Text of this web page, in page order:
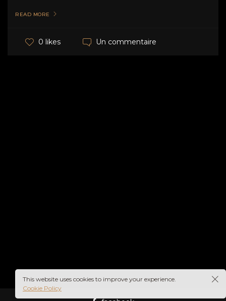
READ MORE
0 likes Un commentaire
This website uses cookies to improve your experience.
Cookie Policy